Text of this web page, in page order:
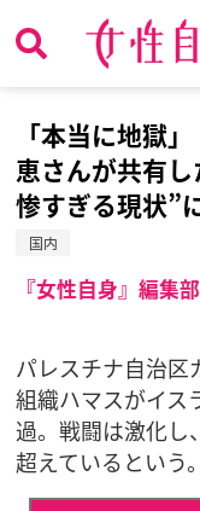
「本当に地獄
恵さんが共有
惨すぎる現状”
国内
『女性自身』編集部
パレスチナ自治区
組織ハマスがイス
過。戦闘は激化し
超えているという